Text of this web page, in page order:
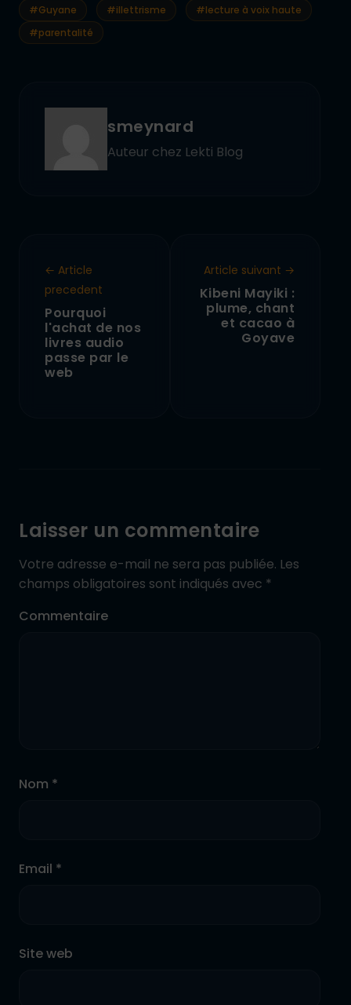
#Guyane #illettrisme
#lecture à voix haute
#parentalité
smeynard
Auteur chez Lekti Blog
← Article
precedent
Pourquoi
l'achat de nos
livres audio
passe par le
web
Article suivant →
Kibeni Mayiki :
plume, chant
et cacao à
Goyave
Laisser un commentaire
Votre adresse e-mail ne sera pas publiée. Les
champs obligatoires sont indiqués avec *
Commentaire
Nom *
Email *
Site web